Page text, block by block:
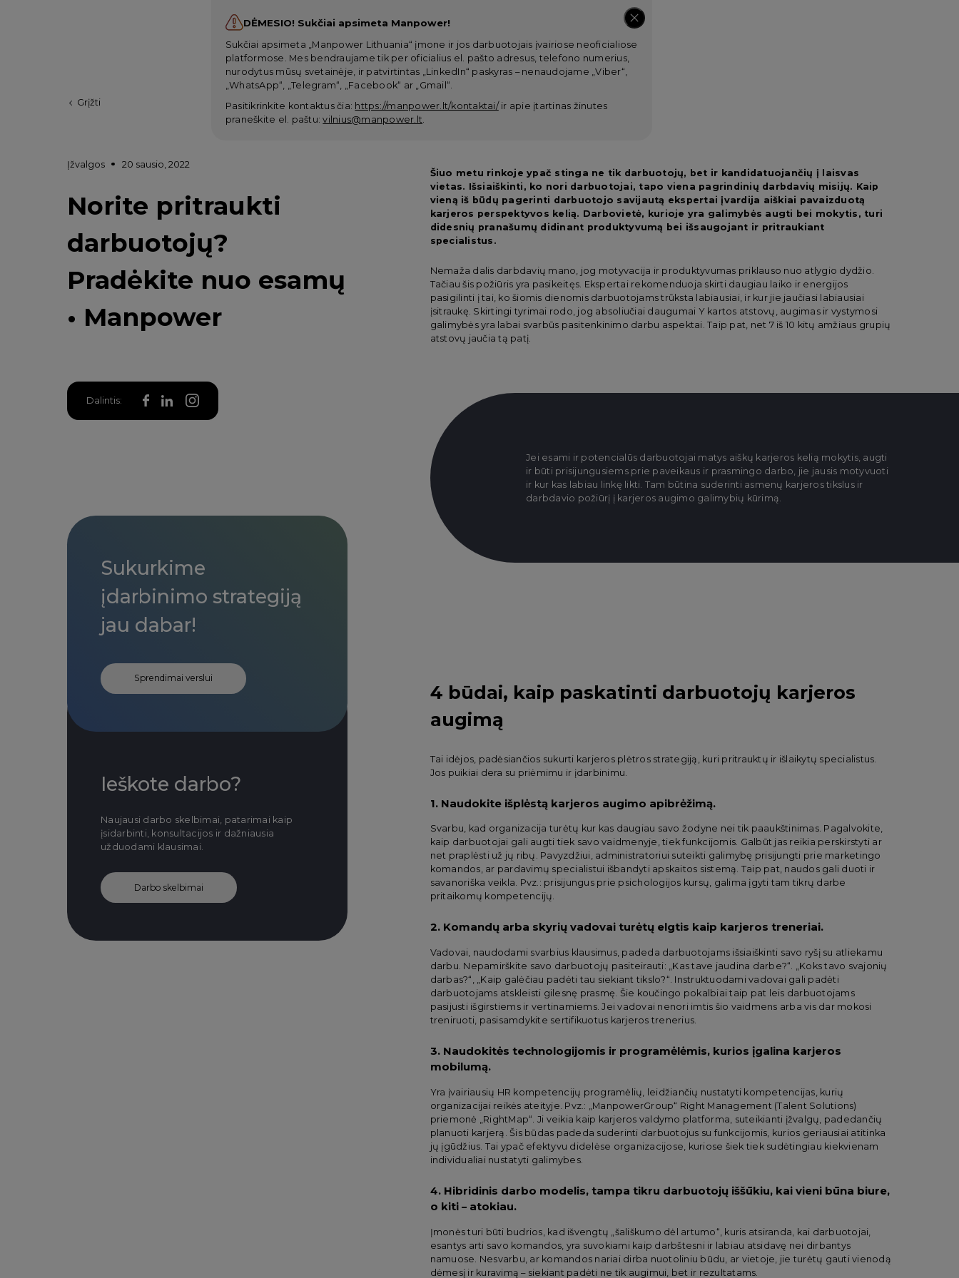
DĖMESIO! Sukčiai apsimeta Manpower!
Sukčiai apsimeta „Manpower Lithuania“ įmone ir jos darbuotojais įvairiose neoficialiose
platformose. Mes bendraujame tik per oficialius el. pašto adresus, telefono numerius,
nurodytus mūsų svetainėje, ir patvirtintas „LinkedIn“ paskyras – nenaudojame „Viber“,
„WhatsApp“, „Telegram“, „Facebook“ ar „Gmail“.
Pasitikrinkite kontaktus čia: https://manpower.lt/kontaktai/ir apie įtartinas žinutes
praneškite el. paštu:vilnius@manpower.lt.
Grįžti
Įžvalgos 20 sausio, 2022
Norite pritraukti
darbuotojų?
Pradėkite nuo esamų
• Manpower
Dalintis:
Sukurkime
įdarbinimo strategiją
jau dabar!
Sprendimai verslui
Ieškote darbo?
Naujausi darbo skelbimai, patarimai kaip
įsidarbinti, konsultacijos ir dažniausia
užduodami klausimai.
Darbo skelbimai
Šiuo metu rinkoje ypač stinga ne tik darbuotojų, bet ir kandidatuojančių į laisvas
vietas. Išsiaiškinti, ko nori darbuotojai, tapo viena pagrindinių darbdavių misijų. Kaip
vieną iš būdų pagerinti darbuotojo savijautą ekspertai įvardija aiškiai pavaizduotą
karjeros perspektyvos kelią. Darbovietė, kurioje yra galimybės augti bei mokytis, turi
didesnių pranašumų didinant produktyvumą bei išsaugojant ir pritraukiant
specialistus.
Nemaža dalis darbdavių mano, jog motyvacija ir produktyvumas priklauso nuo atlygio dydžio.
Tačiau šis požiūris yra pasikeitęs. Ekspertai rekomenduoja skirti daugiau laiko ir energijos
pasigilinti į tai, ko šiomis dienomis darbuotojams trūksta labiausiai, ir kur jie jaučiasi labiausiai
įsitraukę. Skirtingi tyrimai rodo, jog absoliučiai daugumai Y kartos atstovų, augimas ir vystymosi
galimybės yra labai svarbūs pasitenkinimo darbu aspektai. Taip pat, net 7 iš 10 kitų amžiaus grupių
atstovų jaučia tą patį.
Jei esami ir potencialūs darbuotojai matys aiškų karjeros kelią mokytis, augti
ir būti prisijungusiems prie paveikaus ir prasmingo darbo, jie jausis motyvuoti
ir kur kas labiau linkę likti. Tam būtina suderinti asmenų karjeros tikslus ir
darbdavio požiūrį į karjeros augimo galimybių kūrimą.
4 būdai, kaip paskatinti darbuotojų karjeros
augimą
Tai idėjos, padėsiančios sukurti karjeros plėtros strategiją, kuri pritrauktų ir išlaikytų specialistus.
Jos puikiai dera su priėmimu ir įdarbinimu.
1. Naudokite išplėstą karjeros augimo apibrėžimą.
Svarbu, kad organizacija turėtų kur kas daugiau savo žodyne nei tik paaukštinimas. Pagalvokite,
kaip darbuotojai gali augti tiek savo vaidmenyje, tiek funkcijomis. Galbūt jas reikia perskirstyti ar
net praplėsti už jų ribų. Pavyzdžiui, administratoriui suteikti galimybę prisijungti prie marketingo
komandos, ar pardavimų specialistui išbandyti apskaitos sistemą. Taip pat, naudos gali duoti ir
savanoriška veikla. Pvz.: prisijungus prie psichologijos kursų, galima įgyti tam tikrų darbe
pritaikomų kompetencijų.
2. Komandų arba skyrių vadovai turėtų elgtis kaip karjeros treneriai.
Vadovai, naudodami svarbius klausimus, padeda darbuotojams išsiaiškinti savo ryšį su atliekamu
darbu. Nepamirškite savo darbuotojų pasiteirauti: „Kas tave jaudina darbe?“. „Koks tavo svajonių
darbas?“, „Kaip galėčiau padėti tau siekiant tikslo?“. Instruktuodami vadovai gali padėti
darbuotojams atskleisti gilesnę prasmę. Šie koučingo pokalbiai taip pat leis darbuotojams
pasijusti išgirstiems ir vertinamiems. Jei vadovai nenori imtis šio vaidmens arba vis dar mokosi
treniruoti, pasisamdykite sertifikuotus karjeros trenerius.
3. Naudokitės technologijomis ir programėlėmis, kurios įgalina karjeros
mobilumą.
Yra įvairiausių HR kompetencijų programėlių, leidžiančių nustatyti kompetencijas, kurių
organizacijai reikės ateityje. Pvz.: „ManpowerGroup“ Right Management (Talent Solutions)
priemonė „RightMap“. Ji veikia kaip karjeros valdymo platforma, suteikianti įžvalgų, padedančių
planuoti karjerą. Šis būdas padeda suderinti darbuotojus su funkcijomis, kurios geriausiai atitinka
jų įgūdžius. Tai ypač efektyvu didelėse organizacijose, kuriose šiek tiek sudėtingiau kiekvienam
individualiai nustatyti galimybes.
4. Hibridinis darbo modelis, tampa tikru darbuotojų iššūkiu, kai vieni būna biure,
o kiti – atokiau.
Įmonės turi būti budrios, kad išvengtų „šališkumo dėl artumo“, kuris atsiranda, kai darbuotojai,
esantys arti savo komandos, yra suvokiami kaip darbštesni ir labiau atsidavę nei dirbantys
namuose. Nesvarbu, ar komandos nariai dirba nuotoliniu būdu, ar vietoje, jie turėtų gauti vienodą
dėmesį ir kuravimą – siekiant padėti ne tik augimui, bet ir rezultatams.